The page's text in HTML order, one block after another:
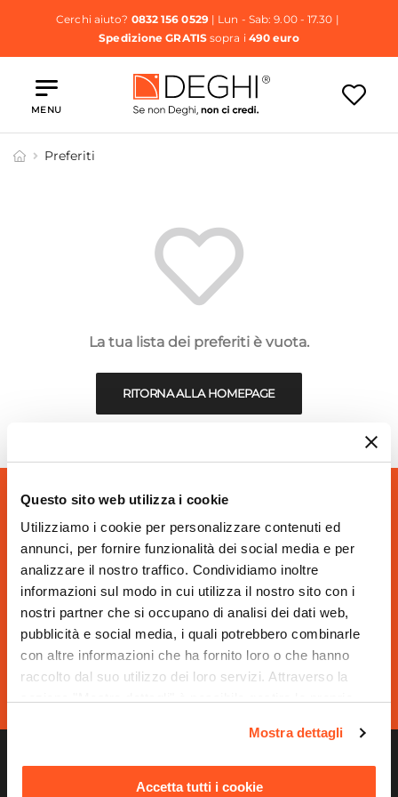
Questo sito web utilizza i cookie
Utilizziamo i cookie per personalizzare contenuti ed
annunci, per fornire funzionalità dei social media e per
analizzare il nostro traffico. Condividiamo inoltre
informazioni sul modo in cui utilizza il nostro sito con i
nostri partner che si occupano di analisi dei dati web,
pubblicità e social media, i quali potrebbero combinarle
con altre informazioni che ha fornito loro o che hanno
raccolto dal suo utilizzo dei loro servizi. Attraverso la
momento. Per maggiori informazioni si invita a leggere la
Mostra dettagli
Accetta tutti i cookie
Cerchi aiuto? 0832 156 0529| Lun - Sab: 9.00 - 17.30 |
Spedizione GRATISsopra i 490 euro
MENU
Preferiti
La tua lista dei preferiti è vuota.
RITORNA ALLA HOMEPAGE
SAPPIAMO
SORPRENDERTI
Vuoi ricevere novità e
offerte in anteprima?
SI, VOGLIO RICEVERLE